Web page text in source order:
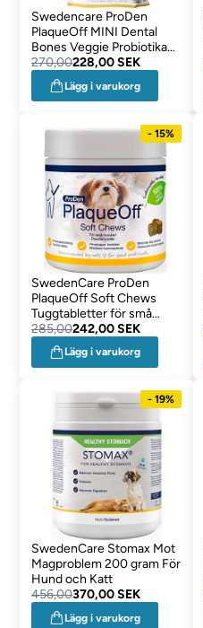
Swedencare ProDen
PlaqueOff MINI Dental
Bones Veggie Probiotika
340g
270,00228,00 SEK
Lägg i varukorg
- 15%
SwedenCare ProDen
PlaqueOff Soft Chews
Tuggtabletter för små
hundar 120 st
285,00242,00 SEK
Lägg i varukorg
- 19%
SwedenCare Stomax Mot
Magproblem 200 gram För
Hund och Katt
456,00370,00 SEK
Lägg i varukorg